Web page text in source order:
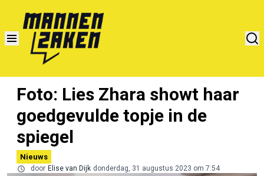
Foto: Lies Zhara showt haar
goedgevulde topje in de
spiegel
Nieuws
door Elise van Dijk donderdag, 31 augustus 2023 om 7:54